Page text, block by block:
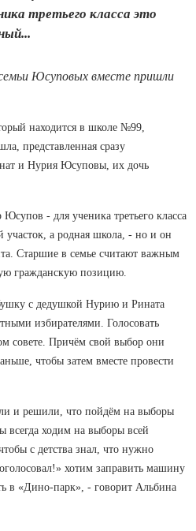
третьего класса это
семьи Юсуповых вместе пришли
находится в школе №99,
представленная сразу
и Нурия Юсуповы, их дочь
- для ученика третьего класса
участок, а родная школа, - но и он
Старшие в семье считают важным
гражданскую позицию.
с дедушкой Нурию и Рината
избирателями. Голосовать
совете. Причём свой выбор они
чтобы затем вместе провести
и решили, что пойдём на выборы
всегда ходим на выборы всей
с детства знал, что нужно
хотим заправить машину
в «Дино-парк», - говорит Альбина